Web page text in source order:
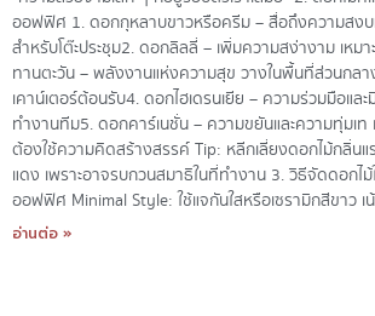
ออฟฟิศ 1. ดอกกุหลาบขาวหรือครีม – สื่อถึงความสงบแ
สำหรับโต๊ะประชุม2. ดอกลิลลี่ – เพิ่มความสง่างาม เหม
ทานตะวัน – พลังงานแห่งความสุข วางในพื้นที่ส่วนกล
เคาน์เตอร์ต้อนรับ4. ดอกไฮเดรนเยีย – ความร่วมมือและ
ทำงานทีม5. ดอกคาร์เนชั่น – ความขยันและความทุ่มเท
ต้องใช้ความคิดสร้างสรรค์ Tip: หลีกเลี่ยงดอกไม้กลิ่นแ
แดง เพราะอาจรบกวนสมาธิในที่ทำงาน 3. วิธีจัดดอกไม้
ออฟฟิศ Minimal Style: ใช้แจกันใสหรือเซรามิกสีขาว
อ่านต่อ »